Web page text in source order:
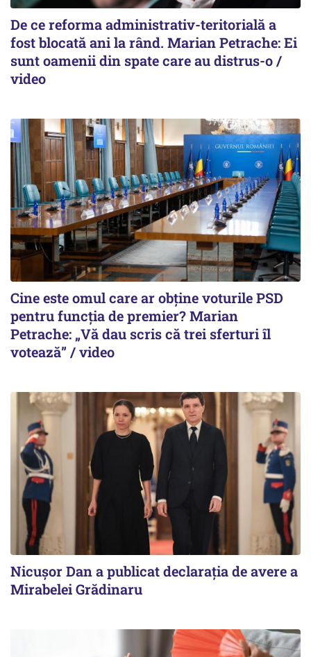
De ce reforma administrativ-teritorială a
fost blocată ani la rând. Marian Petrache: Ei
sunt oamenii din spate care au distrus-o /
video
Cine este omul care ar obține voturile PSD
pentru funcția de premier? Marian
Petrache: „Vă dau scris că trei sferturi îl
votează” / video
Nicuşor Dan a publicat declaraţia de avere a
Mirabelei Grădinaru